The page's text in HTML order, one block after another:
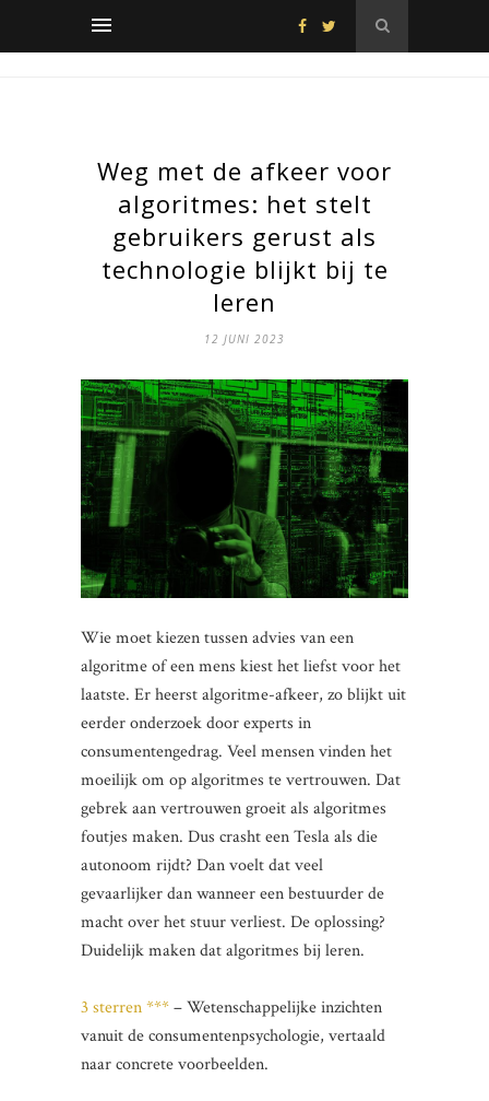
Weg met de afkeer voor
algoritmes: het stelt
gebruikers gerust als
technologie blijkt bij te
leren
12 JUNI 2023
Wie moet kiezen tussen advies van een
algoritme of een mens kiest het liefst voor het
laatste. Er heerst algoritme-afkeer, zo blijkt uit
eerder onderzoek door experts in
consumentengedrag. Veel mensen vinden het
moeilijk om op algoritmes te vertrouwen. Dat
gebrek aan vertrouwen groeit als algoritmes
foutjes maken. Dus crasht een Tesla als die
autonoom rijdt? Dan voelt dat veel
gevaarlijker dan wanneer een bestuurder de
macht over het stuur verliest. De oplossing?
Duidelijk maken dat algoritmes bij leren.
3 sterren ***– Wetenschappelijke inzichten
vanuit de consumentenpsychologie, vertaald
naar concrete voorbeelden.